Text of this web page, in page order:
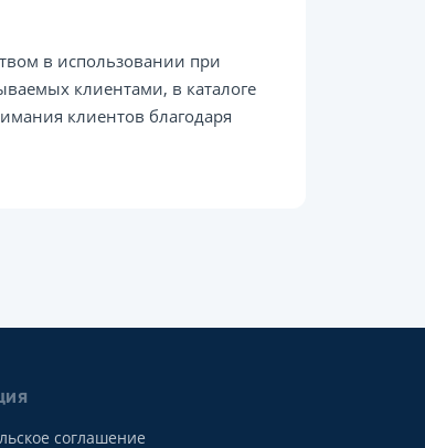
в использовании при
клиентами, в каталоге
клиентов благодаря
соглашение